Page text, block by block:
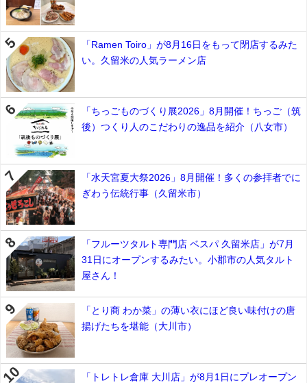
「Ramen Toiro」が8月16日をもって閉店するみた
い。久留米の人気ラーメン店
「ちっごものづくり展2026」8月開催！ちっご（筑
後）つくり人のこだわりの逸品を紹介（八女市）
「水天宮夏大祭2026」8月開催！多くの参拝者でに
ぎわう伝統行事（久留米市）
「フルーツタルト専門店 ベスパ 久留米店」が7月
31日にオープンするみたい。小郡市の人気タルト
屋さん！
「とり商 わか菜」の薄い衣にほど良い味付けの唐
揚げたちを堪能（大川市）
「トレトレ倉庫 大川店」が8月1日にプレオープン